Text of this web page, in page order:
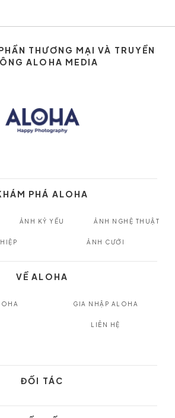
THƯƠNG MẠI VÀ TRUYỀN
ALOHA MEDIA
PHÁ ALOHA
ẢNH KỶ YẾU ẢNH NGHỆ THUẬT
ẢNH CƯỚI
VỀ ALOHA
GIA NHẬP ALOHA
LIÊN HỆ
ĐỐI TÁC